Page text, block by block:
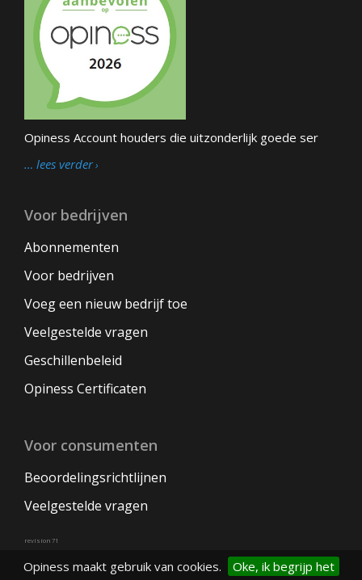
Opiness maakt gebruik van cookies. Oke, ik begrijp het
Opiness Account houders die uitzonderlijk goede ser
… lees verder
Voor bedrijven
Abonnementen
Voor bedrijven
Voeg een nieuw bedrijf toe
Veelgestelde vragen
Geschillenbeleid
Opiness Certificaten
Voor consumenten
Beoordelingsrichtlijnen
Veelgestelde vragen
revision 71